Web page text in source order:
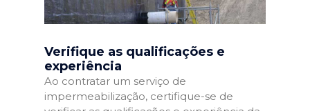
Verifique as qualificações e
experiência
Ao contratar um serviço de
impermeabilização, certifique-se de